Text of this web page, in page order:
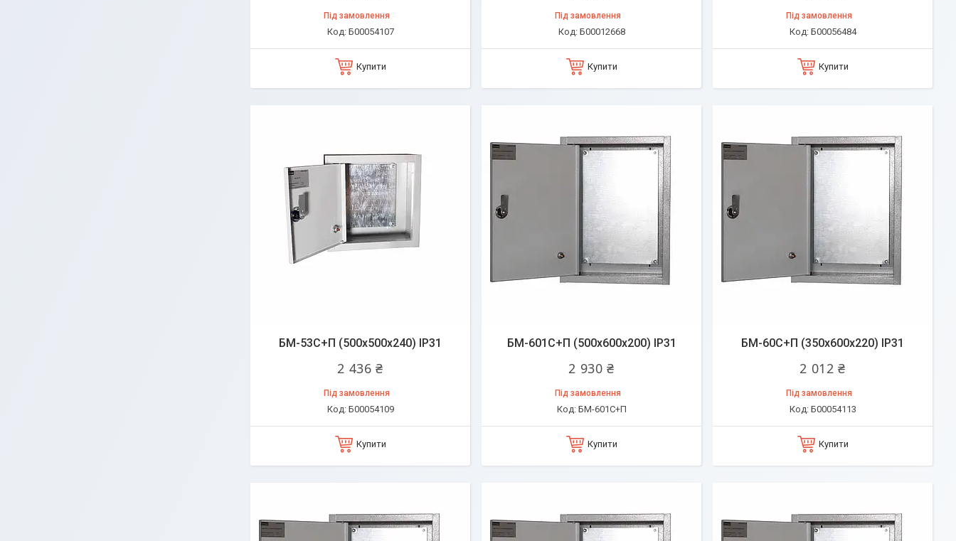
Під замовлення
Б00054107
Купити
Під замовлення
Б00012668
Купити
Під замовлення
Б00056484
Купити
БМ-53C+П (500х500х240) IP31
2 436 ₴
Під замовлення
Б00054109
Купити
БМ-601C+П (500х600х200) IP31
2 930 ₴
Під замовлення
БМ-601C+П
Купити
БМ-60C+П (350х600х220) IP31
2 012 ₴
Під замовлення
Б00054113
Купити